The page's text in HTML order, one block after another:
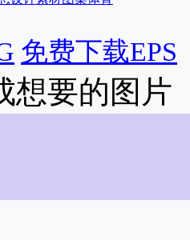
免费下载EPS
想要的图片